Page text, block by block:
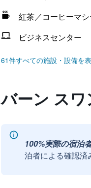
紅茶／コーヒーマ
ビジネスセンター
61件すべての施設・設備を
バーン ス
100%実際の宿泊
泊者による確認済